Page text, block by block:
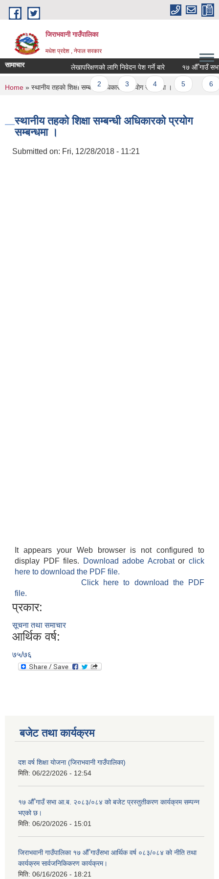
Skip to main content
जिराभवानी गाउँपालिका
मधेश प्रदेश , नेपाल सरकार
सामाचार लेखापरिक्षणको लागि निवेदन पेश गर्ने बारे १७ औँ गाउँ सभा
Pages
1 2 3 4
You are here
Home » स्थानीय तहकाे शिक्षा सम्बन्धी अधिकारकाे प्रयाेग सम्बन्धमा ।
स्थानीय तहकाे शिक्षा सम्बन्धी अधिकारकाे प्रयाेग
सम्बन्धमा ।
Submitted on: Fri, 12/28/2018 - 11:21
It appears your Web browser is not configured to
display PDF files.
Download adobe Acrobatorclick
here to download the PDF file.
Click here to download the PDF
file.
प्रकार:
सूचना तथा समाचार
आर्थिक वर्ष:
७५/७६
बजेट तथा कार्यक्रम
दश वर्ष शिक्षा योजना (जिराभवानी गाउँपालिका)
मिति: 06/22/2026 - 12:54
१७ औँ गाउँ सभा आ.ब. २०८३/०८४ को बजेट प्रस्तुतीकरण कार्यक्रम सम्पन्न
भएको छ।
मिति: 06/20/2026 - 15:01
जिराभवानी गाउँपालिका १७ औँ गाउँसभा आर्थिक वर्ष ०८३/०८४ को नीति तथा
कार्यक्रम सार्वजनिकिकरण कार्यक्रम।
मिति: 06/16/2026 - 18:21